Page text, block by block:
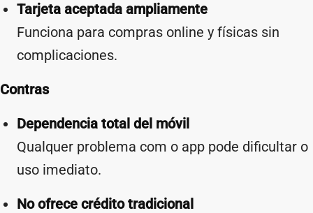
Tarjeta aceptada ampliamente
Funciona para compras online y físicas sin
complicaciones.
Contras
Dependencia total del móvil
Qualquer problema com o app pode dificultar o
uso imediato.
No ofrece crédito tradicional